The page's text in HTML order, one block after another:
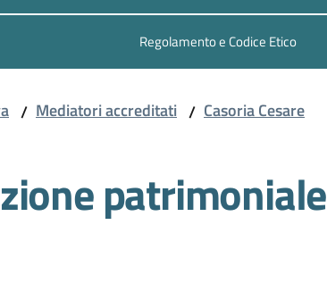
Regolamento e Codice Etico
/ Mediatori accreditati / Casoria Cesare
patrimoniale